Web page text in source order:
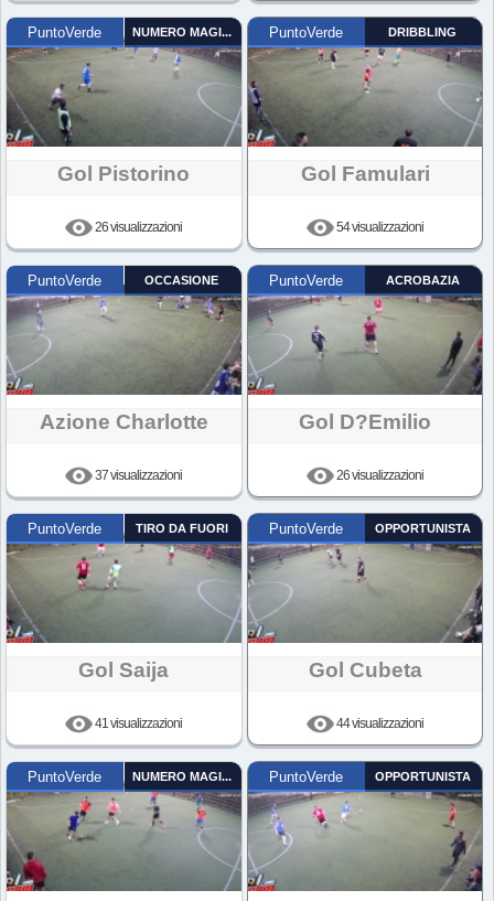
PuntoVerde NUMERO MAGICO
Gol Pistorino
26 visualizzazioni
PuntoVerde DRIBBLING
Gol Famulari
54 visualizzazioni
PuntoVerde OCCASIONE
Azione Charlotte
37 visualizzazioni
PuntoVerde ACROBAZIA
Gol D?emilio
26 visualizzazioni
PuntoVerde TIRO DA FUORI
Gol Saija
41 visualizzazioni
PuntoVerde OPPORTUNISTA
Gol Cubeta
44 visualizzazioni
PuntoVerde NUMERO MAGICO PuntoVerde OPPORTUNISTA